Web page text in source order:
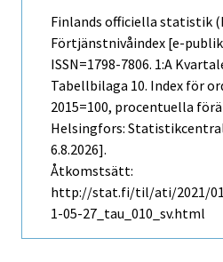
Finlands officiella statistik
Förtjänstnivåindex [e-
ISSN=1798-7806. 1:a
Tabellbilaga 10. Index för
2015=100, procentuella
Helsingfors:
6.8.2026].
Åtkomstsätt:
http://stat.fi/til/ati/2021/
1-05-27_tau_010_sv.html